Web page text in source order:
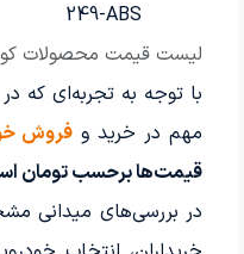
لیست قیمت محصولات
249-ABS
با توجه به تجربه‌ای که
مهم در خرید و فروش
قیمت‌ها برحسب تومان
در بررسی‌های میدانی